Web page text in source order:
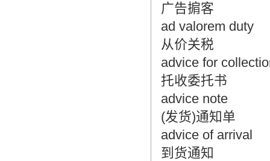
广告掮客
ad valorem duty
从价关税
advice for
托收委托书
advice note
(发货)通知单
advice of arrival
到货通知